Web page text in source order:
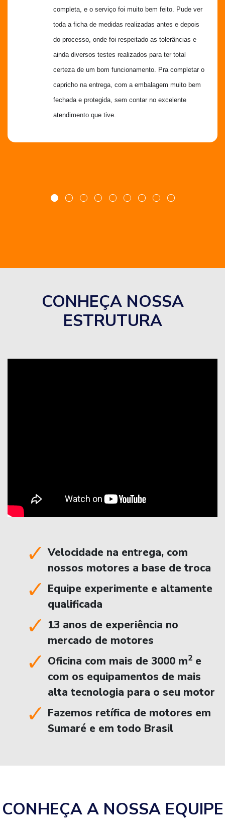
completa, e o serviço foi muito bem feito. Pude ver
toda a ficha de medidas realizadas antes e depois
do processo, onde foi respeitado as tolerâncias e
ainda diversos testes realizados para ter total
certeza de um bom funcionamento. Pra completar o
capricho na entrega, com a embalagem muito bem
fechada e protegida, sem contar no excelente
atendimento que tive.
CONHEÇA NOSSA
ESTRUTURA
Velocidade na entrega, com
nossos motores a base de troca
Equipe experimente e altamente
qualificada
13 anos de experiência no
mercado de motores
Oficina com mais de 3000 m2 e
com os equipamentos de mais
alta tecnologia para o seu motor
Fazemos retífica de motores em
Sumaré e em todo Brasil
CONHEÇA A NOSSA EQUIPE